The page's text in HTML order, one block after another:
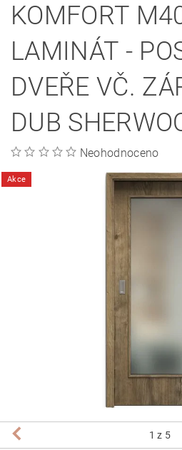
KOMFORT
LAMINÁT -
DVEŘE VČ.
DUB
Neohodnoceno
Akce
1 z 5